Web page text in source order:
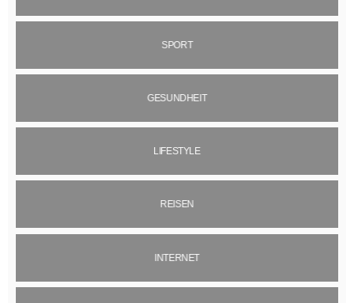
SPORT
GESUNDHEIT
LIFESTYLE
REISEN
INTERNET